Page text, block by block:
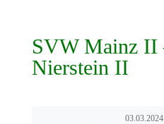
SVW Mainz II
Nierstein II
03.03.2024